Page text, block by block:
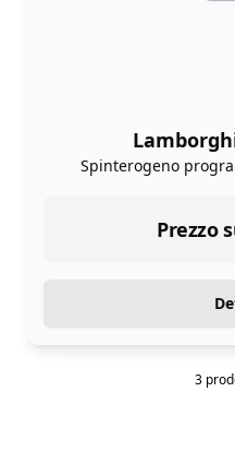
Spinterogeno
Prezzo
3